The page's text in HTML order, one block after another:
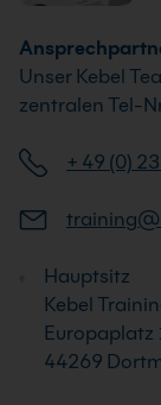
Unser Kebel
zentralen Tel-
+ 49 (0)
Hauptsitz
Kebel
Europaplatz
44269